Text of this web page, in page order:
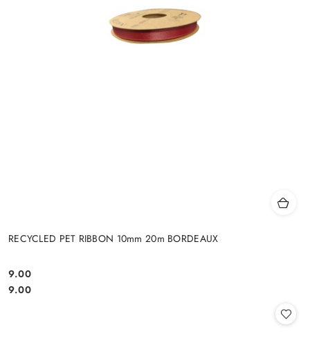
RECYCLED PET RIBBON 10mm 20m BORDEAUX
Cena:
9.00
Cena:
9.00